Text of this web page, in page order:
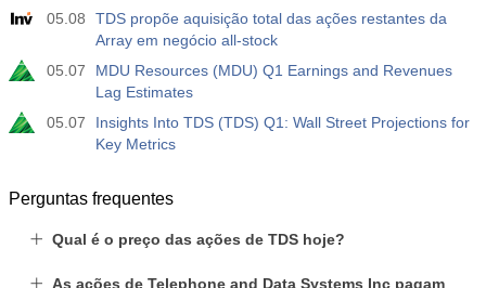
05.08
TDS propõe aquisição total das ações restantes da
Array em negócio all-stock
05.07
MDU Resources (MDU) Q1 Earnings and Revenues
Lag Estimates
05.07
Insights Into TDS (TDS) Q1: Wall Street Projections for
Key Metrics
Perguntas frequentes
Qual é o preço das ações de TDS hoje?
As ações de Telephone and Data Systems Inc pagam